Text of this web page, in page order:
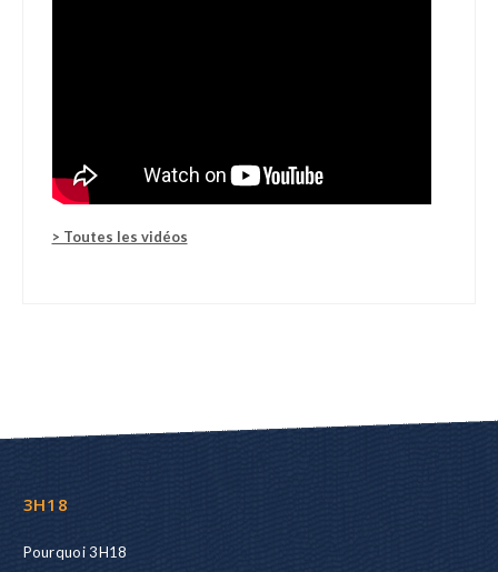
> Toutes les vidéos
3H18
Pourquoi 3H18